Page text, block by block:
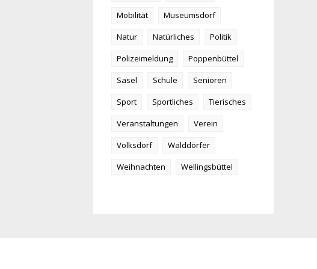
Mobilität
Museumsdorf
Natur
Natürliches
Politik
Polizeimeldung
Poppenbüttel
Sasel
Schule
Senioren
Sport
Sportliches
Tierisches
Veranstaltungen
Verein
Volksdorf
Walddörfer
Weihnachten
Wellingsbüttel